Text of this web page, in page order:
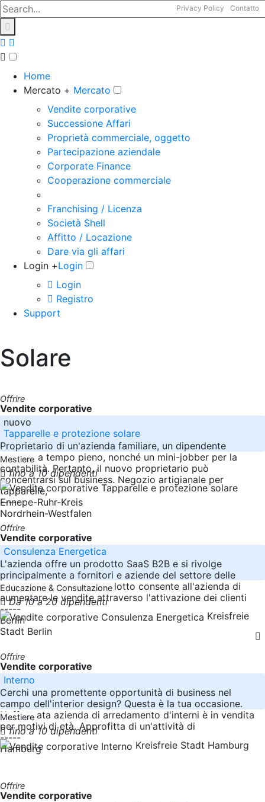
Privacy Policy Contatto
Home
Mercato + Mercato
Vendite corporative
Successione Affari
Proprietà commerciale, oggetto
Partecipazione aziendale
Corporate Finance
Cooperazione commerciale
Franchising / Licenza
Società Shell
Affitto / Locazione
Dare via gli affari
Login +Login
Login
Registro
Support
Solare
Offrire
Vendite corporative
nuovo
Tapparelle e protezione solare
Proprietario di un'azienda familiare, un dipendente
esperto a tempo pieno, nonché un mini-jobber per la
contabilità. Pertanto, il nuovo proprietario può
concentrarsi sul business. Negozio artigianale per
tapparelle,
-----
Nordrhein-Westfalen
Mestiere
fino a 10 dipendenti
Ennepe-Ruhr-Kreis
Offrire
Vendite corporative
Consulenza Energetica
L'azienda offre un prodotto SaaS B2B e si rivolge
principalmente a fornitori e aziende del settore delle
energie rinnovabili. Il prodotto consente all'azienda di
aumentare le vendite attraverso l'attivazione dei clienti
-----
Berlin
Educazione & Consultazione
Da 10 a 20 dipendenti
Kreisfreie
Stadt Berlin
Offrire
Vendite corporative
Interno
Cerchi una promettente opportunità di business nel
campo dell'interior design? Questa è la tua occasione.
L'affermata azienda di arredamento d'interni è in vendita
per motivi di età. Approfitta di un'attività di
-----
Hamburg
Mestiere
fino a 10 dipendenti
Kreisfreie Stadt Hamburg
Offrire
Vendite corporative